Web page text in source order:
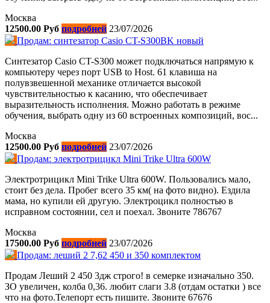
Москва
12500.00 Руб подробней 23/07/2026
Продам: синтезатор Casio CT-S300BK новый
Синтезатор Casio CT-S300 может подключаться напрямую к
компьютеру через порт USB to Host. 61 клавиша на
полувзвешенной механике отличается высокой
чувствительностью к касанию, что обеспечивает
выразительность исполнения. Можно работать в режиме
обучения, выбрать одну из 60 встроенных композиций, вос...
Москва
12500.00 Руб подробней 23/07/2026
Продам: электротрицикл Mini Trike Ultra 600W
Электротрицикл Mini Trike Ultra 600W. Пользовались мало,
стоит без дела. Пробег всего 35 км( на фото видно). Ездила
мама, но купили ей другую. Электроцикл полностью в
исправном состоянии, сел и поехал. Звоните 786767
Москва
17500.00 Руб подробней 23/07/2026
Продам: леший 2 7,62 450 и 350 комплектом
Продам Леший 2 450 3дж строго! в семерке изначально 350.
ЗО увеличен, колба 0,36. любит слаги 3.8 (отдам остатки ) все
что на фото.Телепорт есть пишите. Звоните 67676